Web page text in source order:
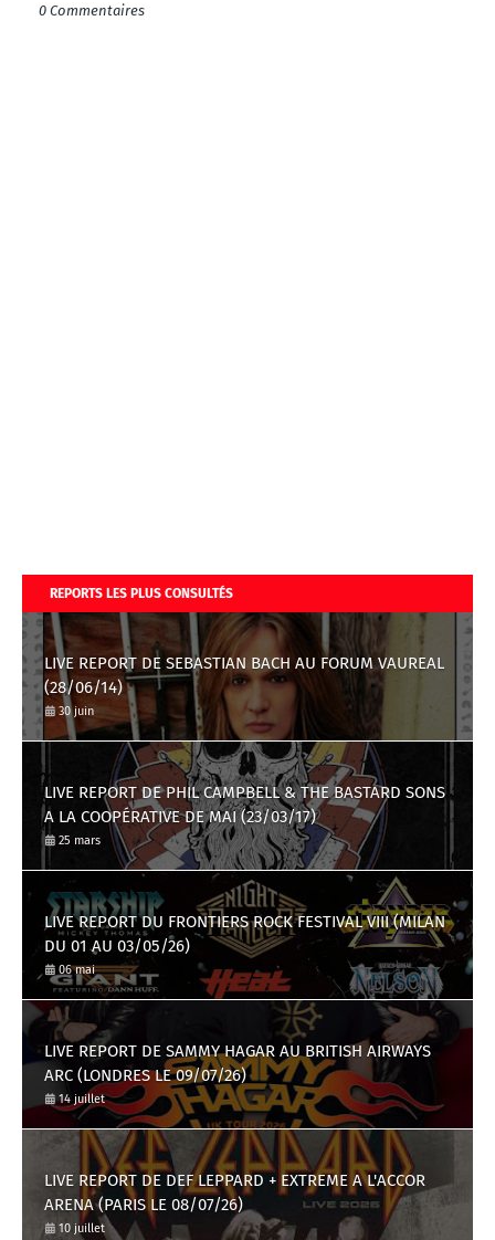
0 Commentaires
REPORTS LES PLUS CONSULTÉS
LIVE REPORT DE SEBASTIAN BACH AU FORUM VAUREAL
(28/06/14)
30 juin
LIVE REPORT DE PHIL CAMPBELL & THE BASTARD SONS
A LA COOPÉRATIVE DE MAI (23/03/17)
25 mars
LIVE REPORT DU FRONTIERS ROCK FESTIVAL VIII (MILAN
DU 01 AU 03/05/26)
06 mai
LIVE REPORT DE SAMMY HAGAR AU BRITISH AIRWAYS
ARC (LONDRES LE 09/07/26)
14 juillet
LIVE REPORT DE DEF LEPPARD + EXTREME A L'ACCOR
ARENA (PARIS LE 08/07/26)
10 juillet